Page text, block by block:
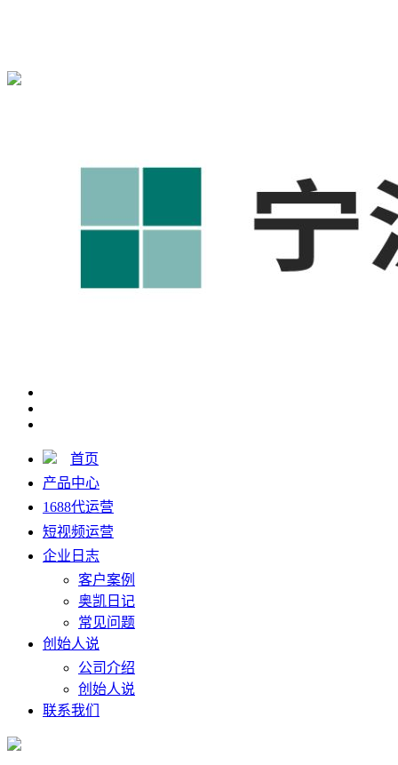
首页
产品中心
1688代运营
短视频运营
企业日志
客户案例
奥凯日记
常见问题
创始人说
公司介绍
创始人说
联系我们